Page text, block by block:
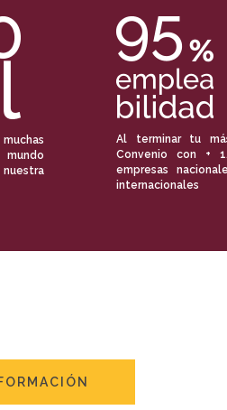
Al terminar tu
Convenio con +
empresas
internacionales